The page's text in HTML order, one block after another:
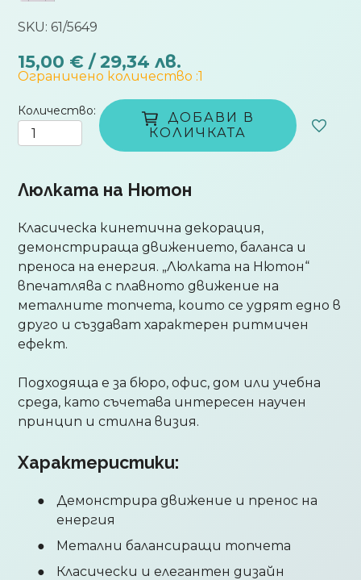
SKU: 61/5649
15,00 € / 29,34 лв.
Ограничено количество :1
Количество
ДОБАВИ В
КОЛИЧКАТА
Люлката на Нютон
Класическа кинетична декорация,
демонстрираща движението, баланса и
преноса на енергия. „Люлката на Нютон“
впечатлява с плавното движение на
металните топчета, които се удрят едно в
друго и създават характерен ритмичен
ефект.
Подходяща е за бюро, офис, дом или учебна
среда, като съчетава интересен научен
принцип и стилна визия.
Характеристики:
Демонстрира движение и пренос на
енергия
Метални балансиращи топчета
Класически и елегантен дизайн